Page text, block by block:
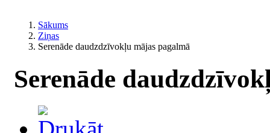
Sākums
Ziņas
Serenāde daudzdzīvokļu mājas pagalmā
Serenāde